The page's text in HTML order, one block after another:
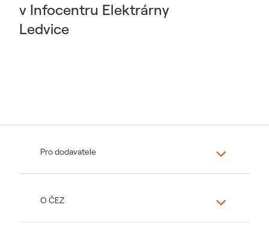
v Infocentru Elektrárny
Ledvice
Pro dodavatele
O ČEZ